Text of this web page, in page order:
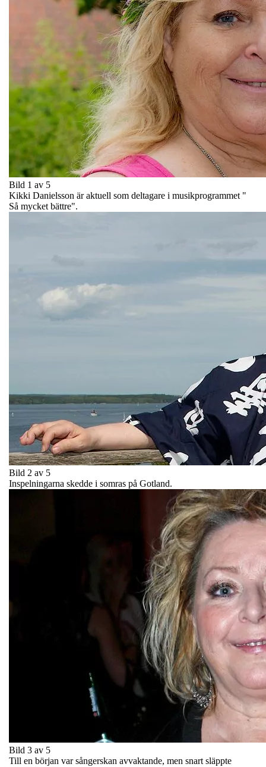
Bild 1 av 5
Kikki Danielsson är aktuell som deltagare i musikprogrammet "
Så mycket bättre".
Bild 2 av 5
Inspelningarna skedde i somras på Gotland.
Bild 3 av 5
Till en början var sångerskan avvaktande, men snart släppte